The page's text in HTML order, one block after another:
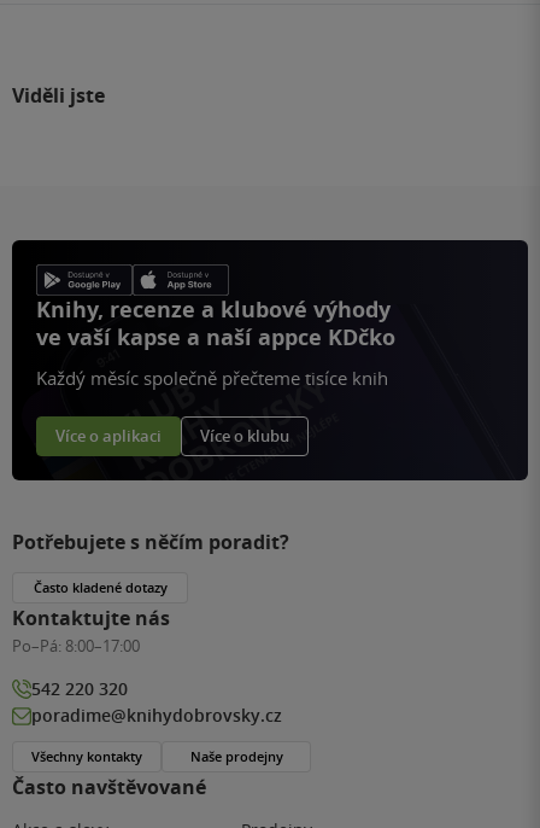
Viděli jste
Knihy, recenze a klubové výhody
ve vaší kapse a naší appce KDčko
Každý měsíc společně přečteme tisíce knih
Více o aplikaci Více o klubu
Často navštěvované
Potřebujete s něčím poradit?
Často kladené dotazy
Kontaktujte nás
Po–Pá: 8:00–17:00
542 220 320
poradime@knihydobrovsky.cz
Všechny kontakty Naše prodejny